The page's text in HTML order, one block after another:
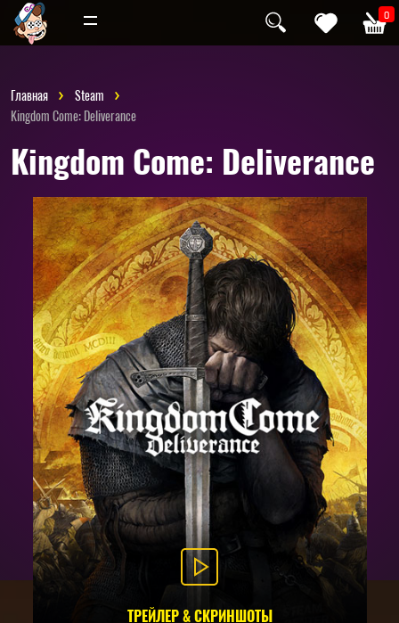
0
Инди
Главная
Steam
Kingdom Come: Deliverance
Kingdom Come: Deliverance
ТРЕЙЛЕР & СКРИНШОТЫ